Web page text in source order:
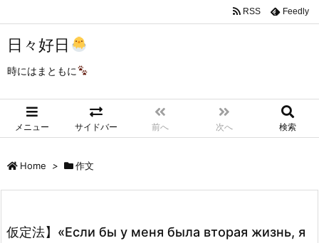
日々好日
時にはまともに
メニュー サイドバー 前へ 次へ 検索
RSS Feedly
Home > 作文
仮定法】«Если бы у меня была вторая жизнь, я